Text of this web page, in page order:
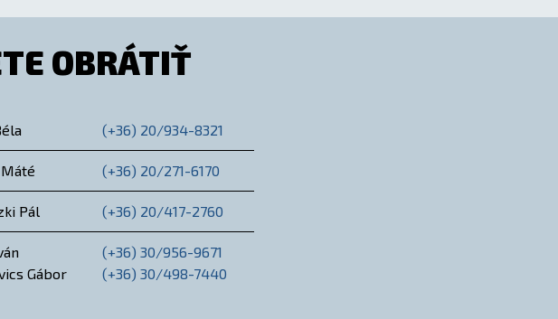
OBRÁTIŤ
(+36) 20/934-8321
(+36) 20/271-6170
Pál (+36) 20/417-2760
Gábor
(+36) 30/956-9671
(+36) 30/498-7440